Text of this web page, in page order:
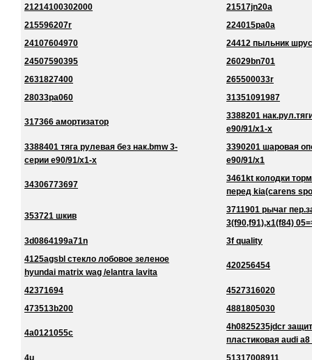
21214100302000
21517jn20a
215596207r
224015pa0a
24107604970
24412 пыльник
24507590395
26029bn701
2631827400
265500033r
28033pa060
31351091987
317366 амортизатор
3388201
e90/91/x1-x
3388401 тяга рулевая без нак.bmw 3-
серии e90/91/x1-x
3390201 шаровая
e90/91/x1
34306773697
3461kt колодки
перед kia(carens
353721 шкив
3711901 рычаг
3(f90,f91),x1(f84)
3d0864199a71n
3f quality
4125agsbl стекло лобовое зеленое
hyundai matrix wag /elantra lavita
420256454
42371694
4527316020
473513b200
4881805030
4a0121055c
4h0825235jdcr
пластиковая audi
4u
51317008911